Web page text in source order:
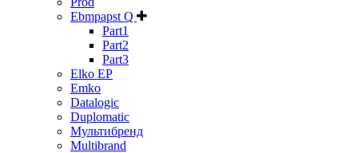
Ebmpapst Q
Part1
Part2
Part3
Elko EP
Emko
Datalogic
Duplomatic
Мультибренд
Multibrand